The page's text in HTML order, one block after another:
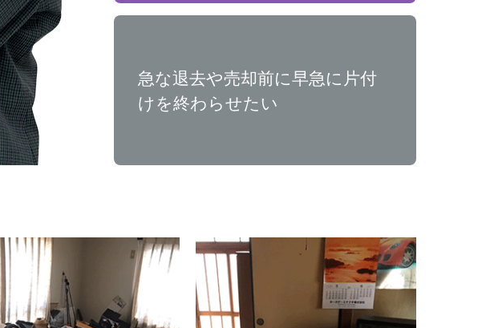
急な退去や売却前に早急に片付
けを終わらせたい